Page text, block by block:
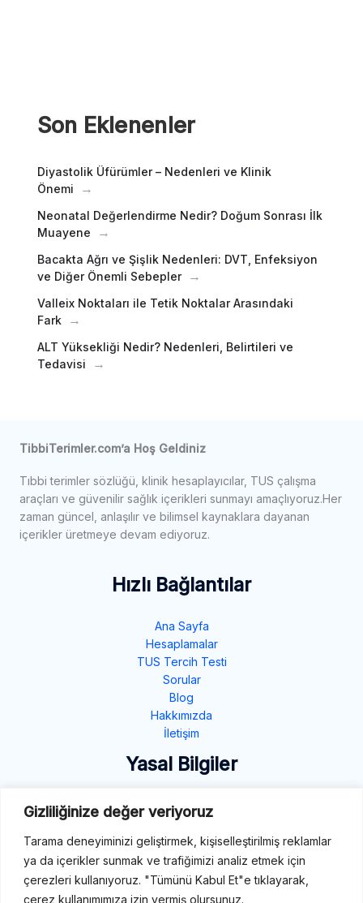
Gizliliğinize değer veriyoruz
Tarama deneyiminizi geliştirmek, kişiselleştirilmiş reklamlar
ya da içerikler sunmak ve trafiğimizi analiz etmek için
çerezleri kullanıyoruz. "Tümünü Kabul Et"e tıklayarak,
çerez kullanımımıza izin vermiş olursunuz.
Son Eklenenler
Diyastolik Üfürümler – Nedenleri ve Klinik
Önemi
Neonatal Değerlendirme Nedir? Doğum Sonrası İlk
Muayene
Bacakta Ağrı ve Şişlik Nedenleri: DVT, Enfeksiyon
ve Diğer Önemli Sebepler
Valleix Noktaları ile Tetik Noktalar Arasındaki
Fark
ALT Yüksekliği Nedir? Nedenleri, Belirtileri ve
Tedavisi
TibbiTerimler.com’a Hoş Geldiniz
Tıbbi terimler sözlüğü, klinik hesaplayıcılar, TUS çalışma
araçları ve güvenilir sağlık içerikleri sunmayı amaçlıyoruz.Her
zaman güncel, anlaşılır ve bilimsel kaynaklara dayanan
içerikler üretmeye devam ediyoruz.
Hızlı Bağlantılar
Ana Sayfa
Hesaplamalar
TUS Tercih Testi
Sorular
Blog
Hakkımızda
İletişim
Yasal Bilgiler
Gizlilik Politikası
Çerez Politikası
Şartlar ve Koşullar
İletişim